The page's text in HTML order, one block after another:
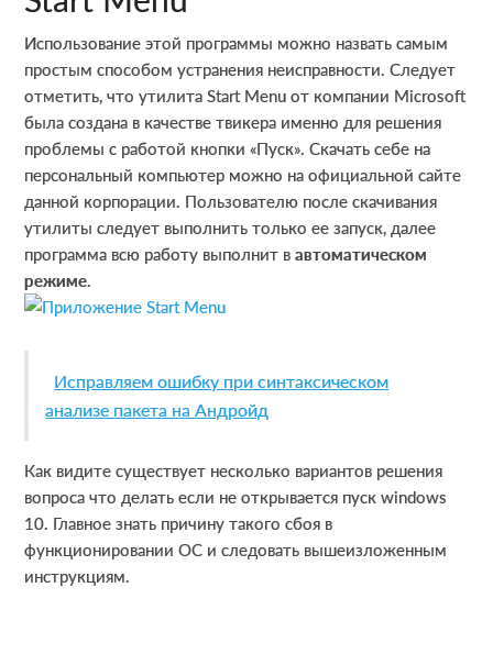
Использование этой программы можно назвать самым
простым способом устранения неисправности. Следует
отметить, что утилита Start Menu от компании Microsoft
была создана в качестве твикера именно для решения
проблемы с работой кнопки «Пуск». Скачать себе на
персональный компьютер можно на официальной сайте
данной корпорации. Пользователю после скачивания
утилиты следует выполнить только ее запуск, далее
программа всю работу выполнит вавтоматическом
режиме.
Исправляем ошибку при синтаксическом
анализе пакета на Андройд
Как видите существует несколько вариантов решения
вопроса что делать если не открывается пуск windows
10. Главное знать причину такого сбоя в
функционировании ОС и следовать вышеизложенным
инструкциям.